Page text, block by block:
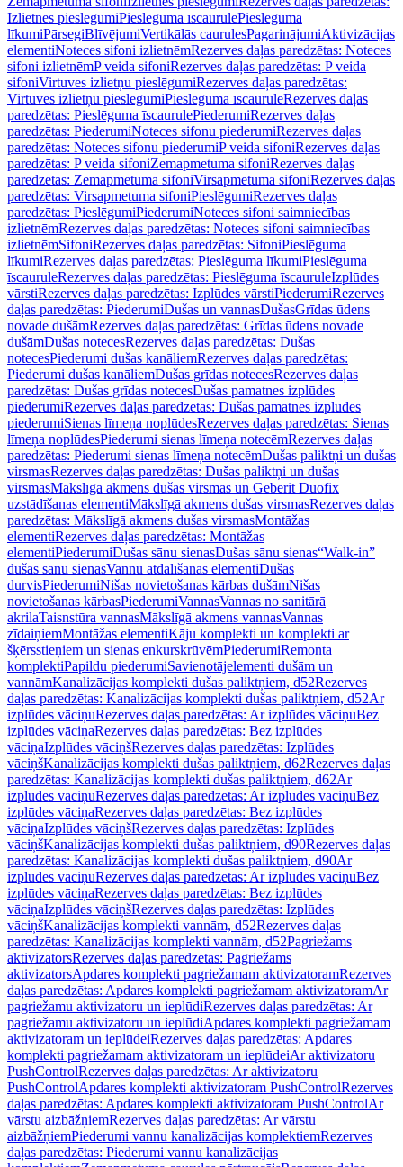
Izlietnes pieslēgumiPieslēguma īscaurulePieslēguma
līkumiPārsegiBlīvējumiVertikālās caurulesPagarinājumiAktivizācijas
elementiNoteces sifoni izlietnēmRezerves daļas paredzētas: Noteces
sifoni izlietnēmP veida sifoniRezerves daļas paredzētas: P veida
sifoniVirtuves izlietņu pieslēgumiRezerves daļas paredzētas:
Virtuves izlietņu pieslēgumiPieslēguma īscauruleRezerves daļas
paredzētas: Pieslēguma īscaurulePiederumiRezerves daļas
paredzētas: PiederumiNoteces sifonu piederumiRezerves daļas
paredzētas: Noteces sifonu piederumiP veida sifoniRezerves daļas
paredzētas: P veida sifoniZemapmetuma sifoniRezerves daļas
paredzētas: Zemapmetuma sifoniVirsapmetuma sifoniRezerves daļas
paredzētas: Virsapmetuma sifoniPieslēgumiRezerves daļas
paredzētas: PieslēgumiPiederumiNoteces sifoni saimniecības
izlietnēmRezerves daļas paredzētas: Noteces sifoni saimniecības
izlietnēmSifoniRezerves daļas paredzētas: SifoniPieslēguma
līkumiRezerves daļas paredzētas: Pieslēguma līkumiPieslēguma
īscauruleRezerves daļas paredzētas: Pieslēguma īscauruleIzplūdes
vārstiRezerves daļas paredzētas: Izplūdes vārstiPiederumiRezerves
daļas paredzētas: PiederumiDušas un vannasDušasGrīdas ūdens
novade dušāmRezerves daļas paredzētas: Grīdas ūdens novade
dušāmDušas notecesRezerves daļas paredzētas: Dušas
notecesPiederumi dušas kanāliemRezerves daļas paredzētas:
Piederumi dušas kanāliemDušas grīdas notecesRezerves daļas
paredzētas: Dušas grīdas notecesDušas pamatnes izplūdes
piederumiRezerves daļas paredzētas: Dušas pamatnes izplūdes
piederumiSienas līmeņa noplūdesRezerves daļas paredzētas: Sienas
līmeņa noplūdesPiederumi sienas līmeņa notecēmRezerves daļas
paredzētas: Piederumi sienas līmeņa notecēmDušas paliktņi un dušas
virsmasRezerves daļas paredzētas: Dušas paliktņi un dušas
virsmasMākslīgā akmens dušas virsmas un Geberit Duofix
uzstādīšanas elementiMākslīgā akmens dušas virsmasRezerves daļas
paredzētas: Mākslīgā akmens dušas virsmasMontāžas
elementiRezerves daļas paredzētas: Montāžas
elementiPiederumiDušas sānu sienasDušas sānu sienas“Walk-in”
dušas sānu sienasVannu atdalīšanas elementiDušas
durvisPiederumiNišas novietošanas kārbas dušāmNišas
novietošanas kārbasPiederumiVannasVannas no sanitārā
akrilaTaisnstūra vannasMākslīgā akmens vannasVannas
zīdaiņiemMontāžas elementiKāju komplekti un komplekti ar
šķērsstieņiem un sienas enkurskrūvēmPiederumiRemonta
komplektiPapildu piederumiSavienotājelementi dušām un
vannāmKanalizācijas komplekti dušas paliktņiem, d52Rezerves
daļas paredzētas: Kanalizācijas komplekti dušas paliktņiem, d52Ar
izplūdes vāciņuRezerves daļas paredzētas: Ar izplūdes vāciņuBez
izplūdes vāciņaRezerves daļas paredzētas: Bez izplūdes
vāciņaIzplūdes vāciņšRezerves daļas paredzētas: Izplūdes
vāciņšKanalizācijas komplekti dušas paliktņiem, d62Rezerves daļas
paredzētas: Kanalizācijas komplekti dušas paliktņiem, d62Ar
izplūdes vāciņuRezerves daļas paredzētas: Ar izplūdes vāciņuBez
izplūdes vāciņaRezerves daļas paredzētas: Bez izplūdes
vāciņaIzplūdes vāciņšRezerves daļas paredzētas: Izplūdes
vāciņšKanalizācijas komplekti dušas paliktņiem, d90Rezerves daļas
paredzētas: Kanalizācijas komplekti dušas paliktņiem, d90Ar
izplūdes vāciņuRezerves daļas paredzētas: Ar izplūdes vāciņuBez
izplūdes vāciņaRezerves daļas paredzētas: Bez izplūdes
vāciņaIzplūdes vāciņšRezerves daļas paredzētas: Izplūdes
vāciņšKanalizācijas komplekti vannām, d52Rezerves daļas
paredzētas: Kanalizācijas komplekti vannām, d52Pagriežams
aktivizatorsRezerves daļas paredzētas: Pagriežams
aktivizatorsApdares komplekti pagriežamam aktivizatoramRezerves
daļas paredzētas: Apdares komplekti pagriežamam aktivizatoramAr
pagriežamu aktivizatoru un ieplūdiRezerves daļas paredzētas: Ar
pagriežamu aktivizatoru un ieplūdiApdares komplekti pagriežamam
aktivizatoram un ieplūdeiRezerves daļas paredzētas: Apdares
komplekti pagriežamam aktivizatoram un ieplūdeiAr aktivizatoru
PushControlRezerves daļas paredzētas: Ar aktivizatoru
PushControlApdares komplekti aktivizatoram PushControlRezerves
daļas paredzētas: Apdares komplekti aktivizatoram PushControlAr
vārstu aizbāžņiemRezerves daļas paredzētas: Ar vārstu
aizbāžņiemPiederumi vannu kanalizācijas komplektiemRezerves
daļas paredzētas: Piederumi vannu kanalizācijas